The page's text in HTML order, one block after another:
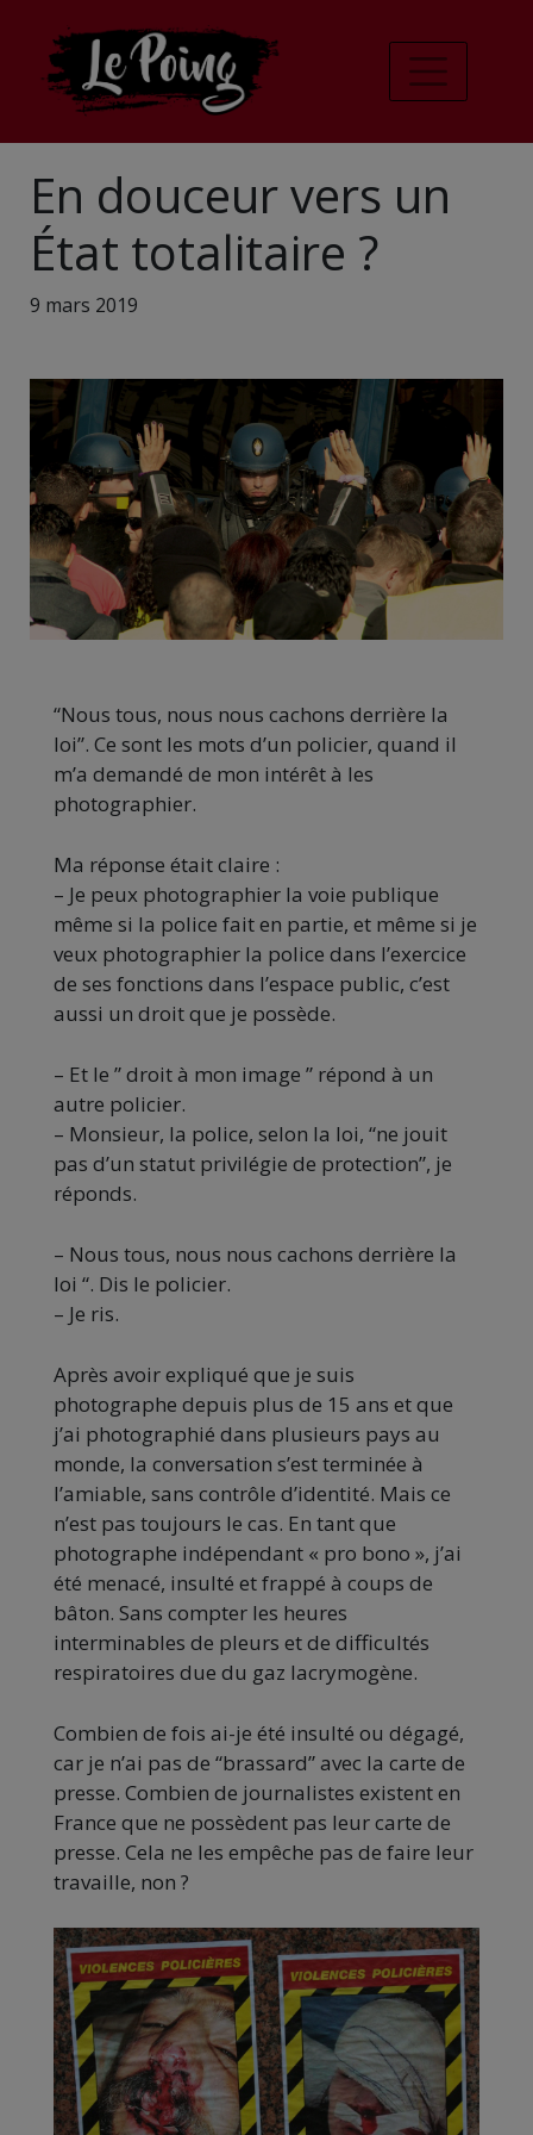
En douceur vers un
État totalitaire ?
9 mars 2019
“Nous tous, nous nous cachons derrière la
loi”. Ce sont les mots d’un policier, quand il
m’a demandé de mon intérêt à les
photographier.
Ma réponse était claire :
– Je peux photographier la voie publique
même si la police fait en partie, et même si je
veux photographier la police dans l’exercice
de ses fonctions dans l’espace public, c’est
aussi un droit que je possède.
– Et le ” droit à mon image ” répond à un
autre policier.
– Monsieur, la police, selon la loi, “ne jouit
pas d’un statut privilégie de protection”, je
réponds.
– Nous tous, nous nous cachons derrière la
loi “. Dis le policier.
– Je ris.
Après avoir expliqué que je suis
photographe depuis plus de 15 ans et que
j’ai photographié dans plusieurs pays au
monde, la conversation s’est terminée à
l’amiable, sans contrôle d’identité. Mais ce
n’est pas toujours le cas. En tant que
photographe indépendant « pro bono », j’ai
été menacé, insulté et frappé à coups de
bâton. Sans compter les heures
interminables de pleurs et de difficultés
respiratoires due du gaz lacrymogène.
Combien de fois ai-je été insulté ou dégagé,
car je n’ai pas de “brassard” avec la carte de
presse. Combien de journalistes existent en
France que ne possèdent pas leur carte de
presse. Cela ne les empêche pas de faire leur
travaille, non ?